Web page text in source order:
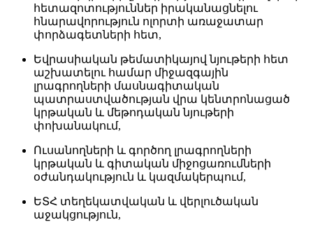
հետազոտություններ իրականացնելու
հնարավորություն ոլորտի առաջատար
փորձագետների հետ,
Եվրասիական թեմատիկայով նյութերի հետ
աշխատելու համար միջազգային
լրագրողների մասնագիտական ​​
պատրաստվածության վրա կենտրոնացած
կրթական և մեթոդական նյութերի
փոխանակում,
Ուսանողների և գործող լրագրողների
կրթական և գիտական ​​միջոցառումների
օժանդակություն և կազմակերպում,
ԵՏՀ տեղեկատվական և վերլուծական
աջակցություն,